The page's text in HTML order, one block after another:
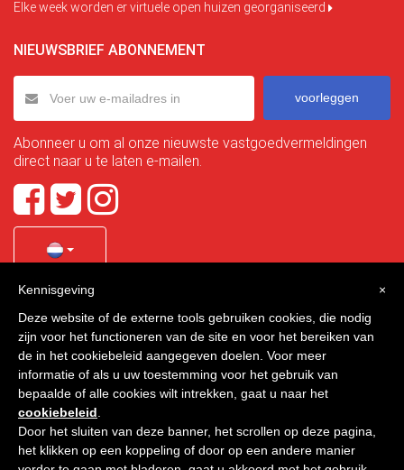
Elke week worden er virtuele open huizen georganiseerd
NIEUWSBRIEF ABONNEMENT
voorleggen
Abonneer u om al onze nieuwste vastgoedvermeldingen
direct naar u te laten e-mailen.
Quality Homes Costa Calida
is a registered trademark of
La Manga Holiday Home SL duly registered with CIF / tax
no. B-30750053 and address: Bella Luz 07-05, 30389 La
Manga Club, Cartagena, Murcia, Spain.
Quality Homes Costa Cálida - Alle rechten voorbehouden
×
Kennisgeving
Deze website of de externe tools gebruiken cookies, die nodig
zijn voor het functioneren van de site en voor het bereiken van
de in het cookiebeleid aangegeven doelen. Voor meer
informatie of als u uw toestemming voor het gebruik van
bepaalde of alle cookies wilt intrekken, gaat u naar het
cookiebeleid
Door het sluiten van deze banner, het scrollen op deze pagina,
het klikken op een koppeling of door op een andere manier